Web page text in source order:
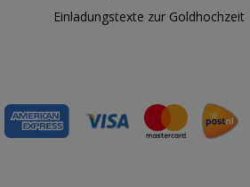
Einladungstexte zur Goldhochzeit